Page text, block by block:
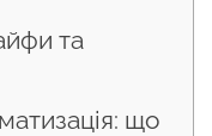
та
що